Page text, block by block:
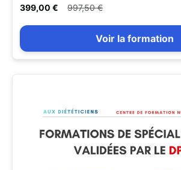
399,00 € 997,50 €
Voir la formation